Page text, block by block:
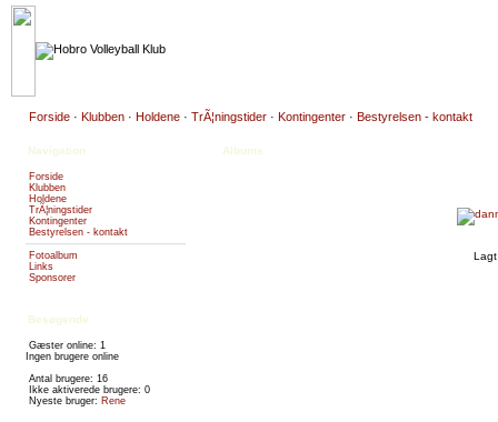
Forside · Klubben · Holdene · TrÃ¦ningstider · Kontingenter · Bestyrelsen - kontakt
Navigation
Forside
Klubben
Holdene
TrÃ¦ningstider
Kontingenter
Bestyrelsen - kontakt
Fotoalbum
Links
Sponsorer
Besøgende
Gæster online: 1
Ingen brugere online
Antal brugere: 16
Ikke aktiverede brugere: 0
Nyeste bruger: Rene
Albums